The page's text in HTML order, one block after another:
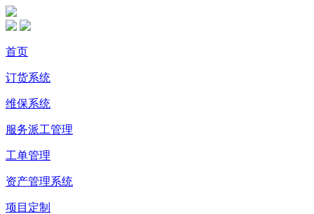
首页
订货系统
维保系统
服务派工管理
工单管理
资产管理系统
项目定制